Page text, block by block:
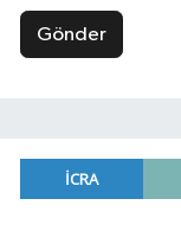
Gönder